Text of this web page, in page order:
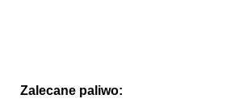
Zalecane paliwo: